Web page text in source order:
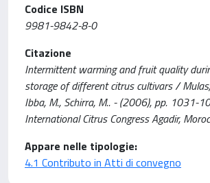
Codice ISBN
9981-9842-8-0
Citazione
Intermittent warming and fruit quality
storage of different citrus cultivars /
Ibba, M., Schirra, M.. - (2006), pp. 1031-
International Citrus Congress Agadir,
Appare nelle tipologie:
4.1 Contributo in Atti di convegno